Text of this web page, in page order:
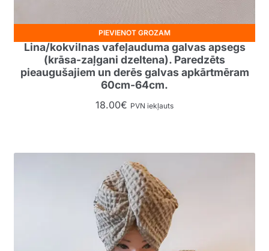
Lina/kokvilnas vafeļauduma galvas apsegs
(krāsa-zaļgani dzeltena). Paredzēts
pieaugušajiem un derēs galvas apkārtmēram
60cm-64cm.
18.00€ PVN iekļauts
PIEVIENOT GROZAM